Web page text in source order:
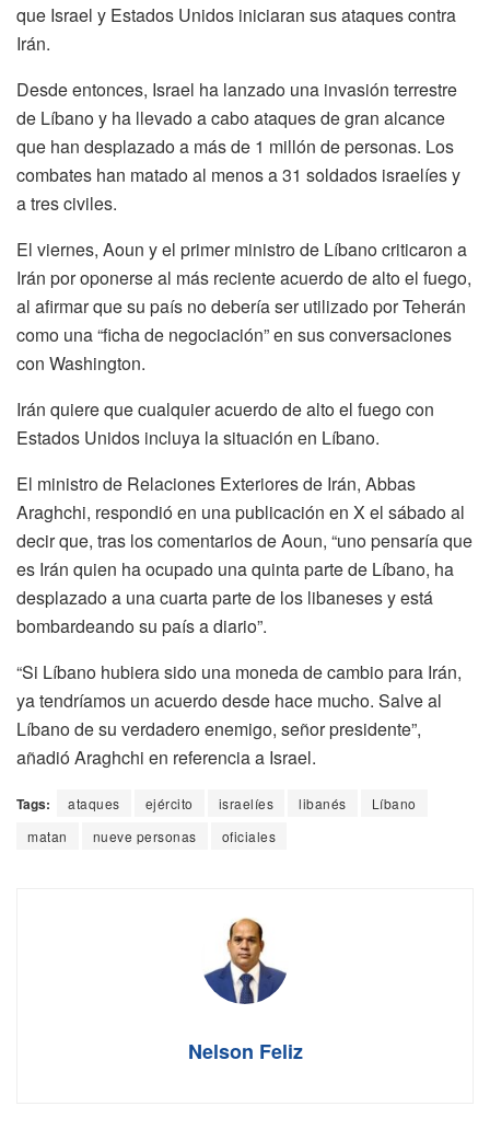
que Israel y Estados Unidos iniciaran sus ataques contra
Irán.
Desde entonces, Israel ha lanzado una invasión terrestre
de Líbano y ha llevado a cabo ataques de gran alcance
que han desplazado a más de 1 millón de personas. Los
combates han matado al menos a 31 soldados israelíes y
a tres civiles.
El viernes, Aoun y el primer ministro de Líbano criticaron a
Irán por oponerse al más reciente acuerdo de alto el fuego,
al afirmar que su país no debería ser utilizado por Teherán
como una “ficha de negociación” en sus conversaciones
con Washington.
Irán quiere que cualquier acuerdo de alto el fuego con
Estados Unidos incluya la situación en Líbano.
El ministro de Relaciones Exteriores de Irán, Abbas
Araghchi, respondió en una publicación en X el sábado al
decir que, tras los comentarios de Aoun, “uno pensaría que
es Irán quien ha ocupado una quinta parte de Líbano, ha
desplazado a una cuarta parte de los libaneses y está
bombardeando su país a diario”.
“Si Líbano hubiera sido una moneda de cambio para Irán,
ya tendríamos un acuerdo desde hace mucho. Salve al
Líbano de su verdadero enemigo, señor presidente”,
añadió Araghchi en referencia a Israel.
Tags: ataques ejército israelíes libanés
Líbano
matan
nueve personas oficiales
Nelson Feliz